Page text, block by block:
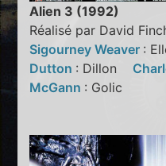
Alien 3 (1992)
Réalisé par David
Sigourney Weaver :
Dutton : Dillon
McGann : Golic